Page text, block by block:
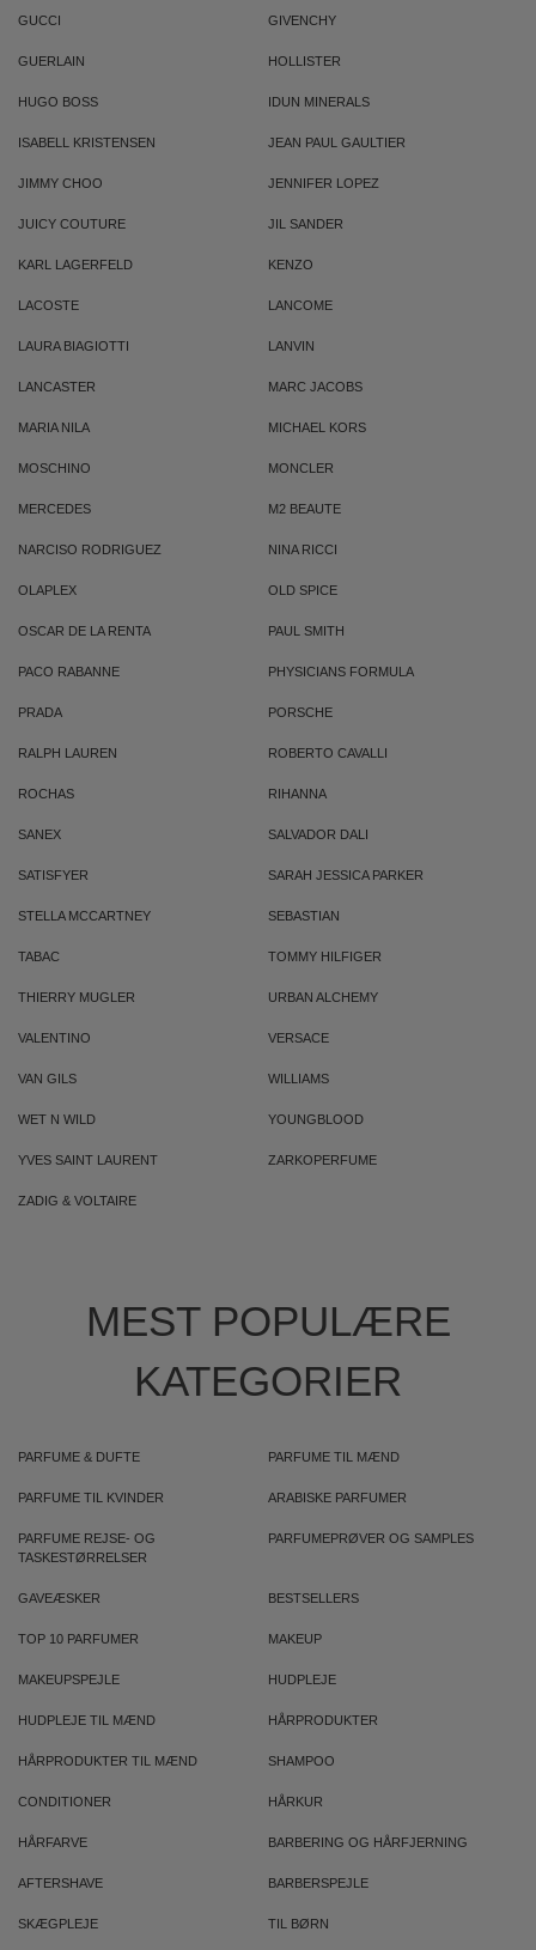
GUCCI GIVENCHY
GUERLAIN HOLLISTER
HUGO BOSS IDUN MINERALS
ISABELL KRISTENSEN JEAN PAUL GAULTIER
JIMMY CHOO JENNIFER LOPEZ
JUICY COUTURE JIL SANDER
KARL LAGERFELD KENZO
LACOSTE LANCOME
LAURA BIAGIOTTI LANVIN
LANCASTER MARC JACOBS
MARIA NILA MICHAEL KORS
MOSCHINO MONCLER
MERCEDES M2 BEAUTE
NARCISO RODRIGUEZ NINA RICCI
OLAPLEX OLD SPICE
OSCAR DE LA RENTA PAUL SMITH
PACO RABANNE PHYSICIANS FORMULA
PRADA PORSCHE
RALPH LAUREN ROBERTO CAVALLI
ROCHAS RIHANNA
SANEX SALVADOR DALI
SATISFYER SARAH JESSICA PARKER
STELLA MCCARTNEY SEBASTIAN
TABAC TOMMY HILFIGER
THIERRY MUGLER URBAN ALCHEMY
VALENTINO VERSACE
VAN GILS WILLIAMS
WET N WILD YOUNGBLOOD
YVES SAINT LAURENT ZARKOPERFUME
ZADIG & VOLTAIRE
MEST POPULÆRE
KATEGORIER
PARFUME & DUFTE PARFUME TIL MÆND
PARFUME TIL KVINDER ARABISKE PARFUMER
PARFUME REJSE- OG
TASKESTØRRELSER
PARFUMEPRØVER OG SAMPLES
GAVEÆSKER BESTSELLERS
TOP 10 PARFUMER MAKEUP
MAKEUPSPEJLE HUDPLEJE
HUDPLEJE TIL MÆND HÅRPRODUKTER
HÅRPRODUKTER TIL MÆND SHAMPOO
CONDITIONER HÅRKUR
HÅRFARVE BARBERING OG HÅRFJERNING
AFTERSHAVE BARBERSPEJLE
SKÆGPLEJE TIL BØRN